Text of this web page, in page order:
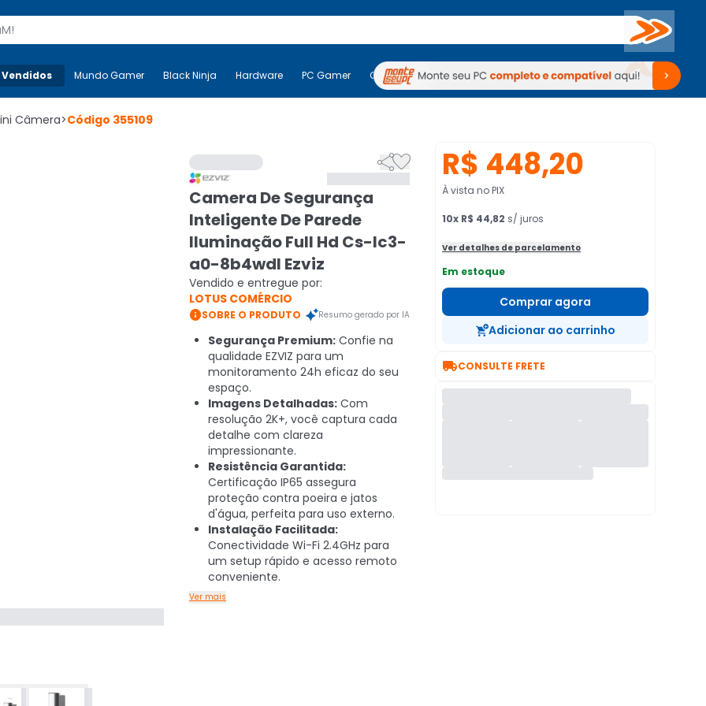
Buscar
Mais-v- Mundo Gamer Black Ninja Hardware PC Gamer Computadores Periféricos TV Venda no KaBuM!
Mundo Gamer Black Ninja Hardware PC Gamer Computadores Periféricos TV Venda no KaBuM!
Câmera>Código 355109

Camera De Segurança
Inteligente De Parede
Iluminação Full Hd Cs-lc3-
a0-8b4wdl Ezviz
Vendido e entregue por:
LOTUS COMÉRCIO
SOBRE O PRODUTO Resumo gerado por IA
Segurança Premium: Confie na
qualidade EZVIZ para um
monitoramento 24h eficaz do seu
espaço.
Imagens Detalhadas: Com
resolução 2K+, você captura cada
detalhe com clareza
impressionante.
Resistência Garantida:
Certificação IP65 assegura
proteção contra poeira e jatos
d'água, perfeita para uso externo.
Instalação Facilitada:
Conectividade Wi-Fi 2.4GHz para
um setup rápido e acesso remoto
conveniente.
Ver mais
R$ 448,20
À vista no PIX
10x R$ 44,82 s/ juros
Ver detalhes de parcelamento
Em estoque
Comprar agora
Adicionar ao carrinho
CONSULTE FRETE